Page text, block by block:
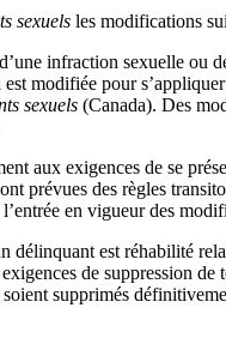
sexuels les modifications
infraction sexuelle
modifiée pour
sexuels (Canada). Des
aux exigences de se
prévues des règles
en vigueur des
délinquant est réhabilité
de suppression
supprimés